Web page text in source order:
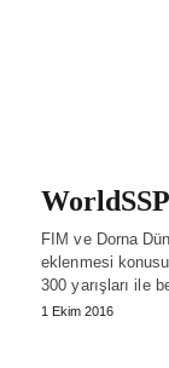
FIM ve Dorna
eklenmesi
300 yarışları ile
1 Ekim 2016